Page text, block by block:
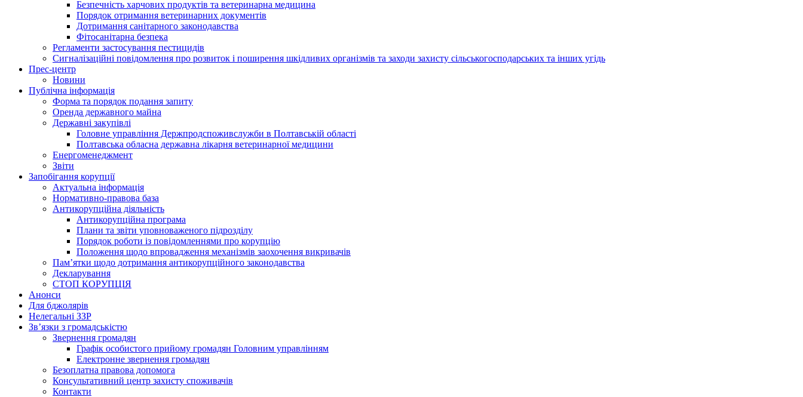
Безпечність харчових продуктів та ветеринарна медицина
Порядок отримання ветеринарних документів
Дотримання санітарного законодавства
Фітосанітарна безпека
Регламенти застосування пестицидів
Сигналізаційні повідомлення про розвиток і поширення шкідливих організмів та заходи захисту сільськогосподарських та інших угідь
Прес-центр
Новини
Публічна інформація
Форма та порядок подання запиту
Оренда державного майна
Державні закупівлі
Головне управління Держпродспоживслужби в Полтавській області
Полтавська обласна державна лікарня ветеринарної медицини
Енергоменеджмент
Звіти
Запобігання корупції
Актуальна інформація
Нормативно-правова база
Антикорупційна діяльність
Антикорупційна програма
Плани та звіти уповноваженого підрозділу
Порядок роботи із повідомленнями про корупцію
Положення щодо впровадження механізмів заохочення викривачів
Пам’ятки щодо дотримання антикорупційного законодавства
Декларування
СТОП КОРУПЦІЯ
Анонси
Для бджолярів
Нелегальні ЗЗР
Зв’язки з громадськістю
Звернення громадян
Графік особистого прийому громадян Головним управлінням
Електронне звернення громадян
Безоплатна правова допомога
Консультативний центр захисту споживачів
Контакти